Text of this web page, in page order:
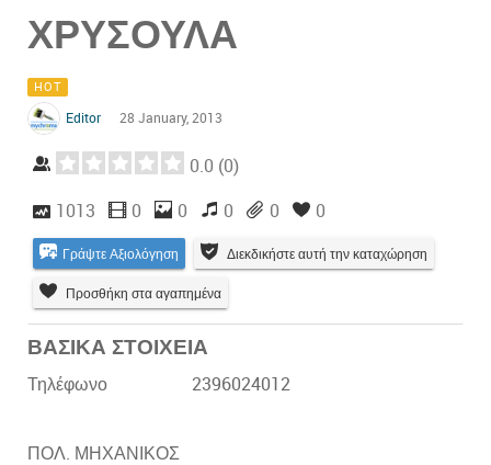
ΧΡΥΣΟΥΛΑ
HOT
Editor 28 January, 2013
0.0 (0)
1013 0 0 0 0 0
Γράψτε Αξιολόγηση Διεκδικήστε αυτή την καταχώρηση
Προσθήκη στα αγαπημένα
ΒΑΣΙΚΑ ΣΤΟΙΧΕΙΑ
Τηλέφωνο 2396024012
ΠΟΛ. ΜΗΧΑΝΙΚΟΣ